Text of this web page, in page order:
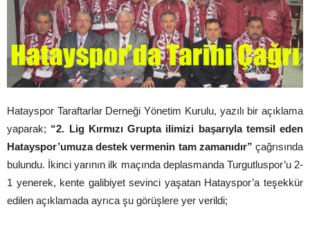
Hatayspor Taraftarlar Derneği Yönetim Kurulu, yazılı bir açıklama
yaparak; “2. Lig Kırmızı Grupta ilimizi başarıyla temsil eden
Hatayspor’umuza destek vermenin tam zamanıdır” çağrısında
bulundu. İkinci yarının ilk maçında deplasmanda Turgutluspor’u 2-
1 yenerek, kente galibiyet sevinci yaşatan Hatayspor’a teşekkür
edilen açıklamada ayrıca şu görüşlere yer verildi;